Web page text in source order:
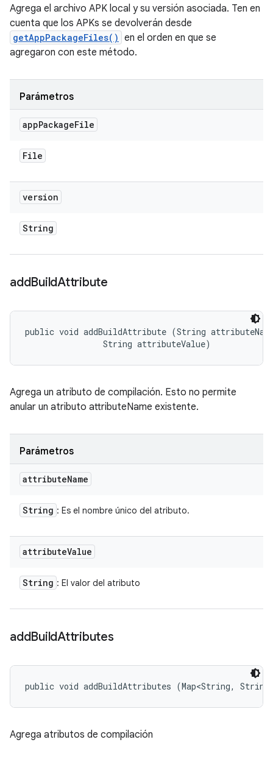
Agrega el archivo APK local y su versión asociada. Ten en
cuenta que los APKs se devolverán desde
getAppPackageFiles() en el orden en que se
agregaron con este método.
Parámetros
appPackageFile
File
version
String
addBuildAttribute
public void addBuildAttribute (String
                String attributeValue)
Agrega un atributo de compilación. Esto no permite
anular un atributo attributeName existente.
Parámetros
attributeName
String : Es el nombre único del atributo.
attributeValue
String : El valor del atributo
addBuildAttributes
public void addBuildAttributes (Map<String,
Agrega atributos de compilación